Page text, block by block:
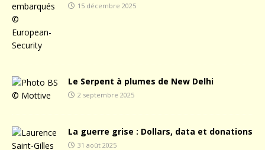
15 décembre 2025
Le Serpent à plumes de New Delhi
2 septembre 2025
La guerre grise : Dollars, data et donations
31 août 2025